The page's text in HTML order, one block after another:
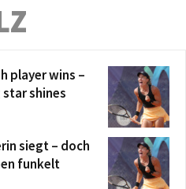
player wins –
shines
siegt – doch
funkelt